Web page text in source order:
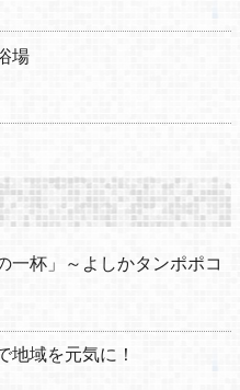
場
一杯」～よしかタンポポコ
地域を元気に！